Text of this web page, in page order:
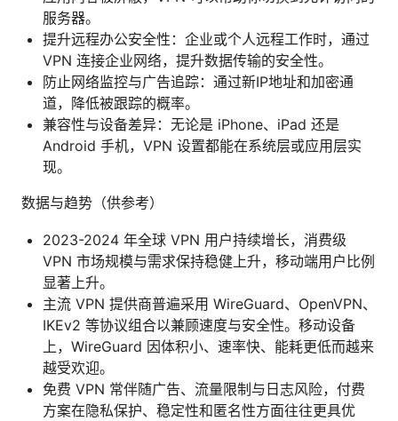
服务器。
提升远程办公安全性：企业或个人远程工作时，通过
VPN 连接企业网络，提升数据传输的安全性。
防止网络监控与广告追踪：通过新IP地址和加密通
道，降低被跟踪的概率。
兼容性与设备差异：无论是 iPhone、iPad 还是
Android 手机，VPN 设置都能在系统层或应用层实
现。
数据与趋势（供参考）
2023-2024 年全球 VPN 用户持续增长，消费级
VPN 市场规模与需求保持稳健上升，移动端用户比例
显著上升。
主流 VPN 提供商普遍采用 WireGuard、OpenVPN、
IKEv2 等协议组合以兼顾速度与安全性。移动设备
上，WireGuard 因体积小、速率快、能耗更低而越来
越受欢迎。
免费 VPN 常伴随广告、流量限制与日志风险，付费
方案在隐私保护、稳定性和匿名性方面往往更具优